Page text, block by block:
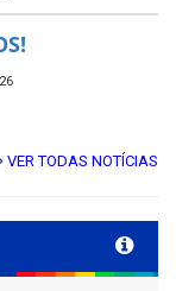
VER TODAS NOTÍCIAS